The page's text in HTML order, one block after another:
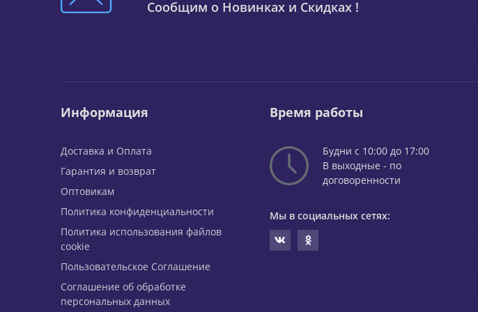
Сообщим о Новинках и Скидках !
Информация
Доставка и Оплата
Гарантия и возврат
Оптовикам
Политика конфиденциальности
Политика использования файлов
cookie
Пользовательское Соглашение
Соглашение об обработке
персональных данных
Время работы
Будни с 10:00 до 17:00
В выходные - по
договоренности
Мы в социальных сетях: